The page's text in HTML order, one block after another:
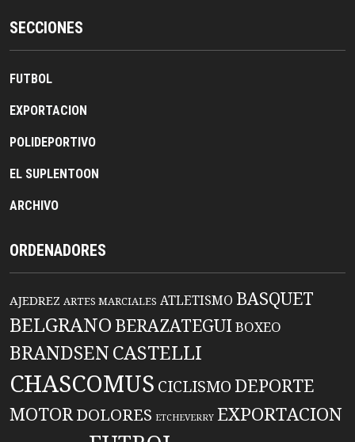
SECCIONES
FUTBOL
EXPORTACION
POLIDEPORTIVO
EL SUPLENTOON
ARCHIVO
ORDENADORES
AJEDREZ ARTES MARCIALES ATLETISMO BASQUET
BELGRANO BERAZATEGUIBOXEO
BRANDSENCASTELLI
CHASCOMUS CICLISMO DEPORTE
MOTORDOLORES ETCHEVERRY EXPORTACION